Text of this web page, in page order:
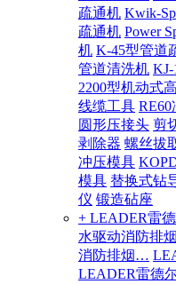
疏通机 Kwik-
疏通机 Power
机 K-45型管道
管道清洗机
2200型机动式
线缆工具
圆形压接头 剪
剥除器 螺丝拔
冲压模具
模具 替换式钻
仪 锻造砧座
+ LEADER雷
水驱动消防排
消防排烟…
LEADER雷德